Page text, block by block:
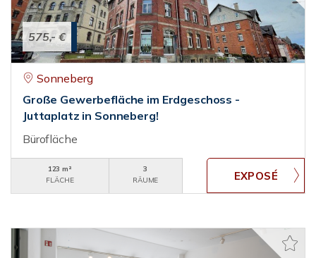
575,- €
Sonneberg
Große Gewerbefläche im Erdgeschoss -
Juttaplatz in Sonneberg!
Bürofläche
123 m²
FLÄCHE
3
RÄUME